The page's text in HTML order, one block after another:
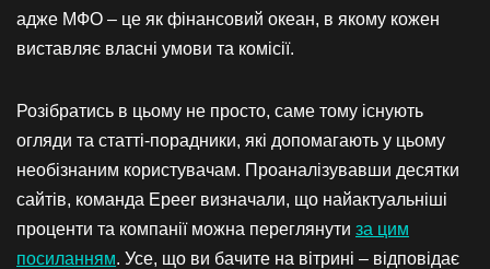
адже МФО – це як фінансовий океан, в якому кожен
виставляє власні умови та комісії.
Розібратись в цьому не просто, саме тому існують
огляди та статті-порадники, які допомагають у цьому
необізнаним користувачам. Проаналізувавши десятки
сайтів, команда Epeer визначали, що найактуальніші
проценти та компанії можна переглянути за цим
посиланням. Усе, що ви бачите на вітрині – відповідає